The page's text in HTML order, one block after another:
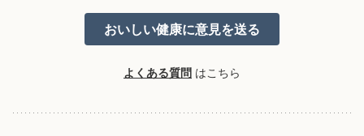
よくある質問 はこちら